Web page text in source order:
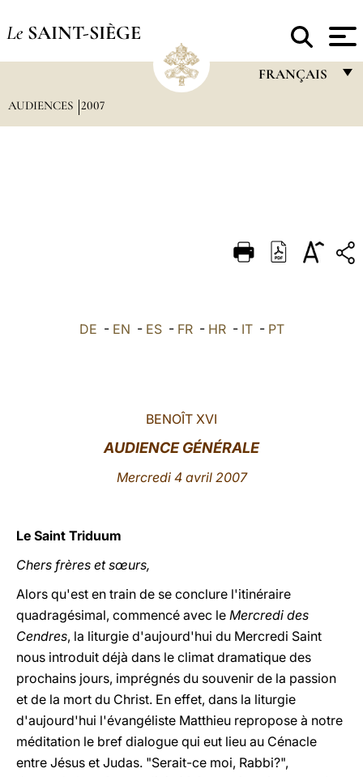
Le SAINT-SIÈGE
FRANÇAIS
DEUTSCH
العربيّة
AUDIENCES 2007
DE - EN - ES- FR- HR- IT- PT
BENOÎT XVI
AUDIENCE GÉNÉRALE
Mercredi 4 avril 2007
Le Saint Triduum
Chers frères et sœurs,
Alors qu'est en train de se conclure l'itinéraire
quadragésimal, commencé avec le Mercredi des
Cendres, la liturgie d'aujourd'hui du Mercredi Saint
nous introduit déjà dans le climat dramatique des
prochains jours, imprégnés du souvenir de la passion
et de la mort du Christ. En effet, dans la liturgie
d'aujourd'hui l'évangéliste Matthieu repropose à notre
méditation le bref dialogue qui eut lieu au Cénacle
entre Jésus et Judas. "Serait-ce moi, Rabbi?",